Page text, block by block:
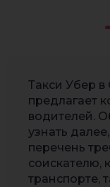
Такси Убер в
предлагает
водителей.
узнать
перечень
соискателю,
транспорте,